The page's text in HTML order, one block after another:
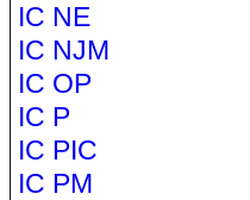
IC NE
IC NJM
IC OP
IC P
IC PIC
IC PM